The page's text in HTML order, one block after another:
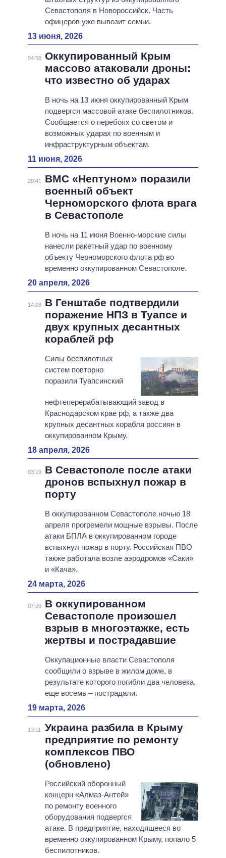
Севастополя в Новороссийск. Часть
офицеров уже вывозит семьи.
13 июня, 2026
04:58 Оккупированный Крым
массово атаковали дроны:
что известно об ударах
В ночь на 13 июня оккупированный Крым
подвергся массовой атаке беспилотников.
Сообщается о перебоях со светом и
возможных ударах по военным и
инфраструктурным объектам.
11 июня, 2026
20:41
ВМС «Нептуном» поразили
военный объект
Черноморского флота врага
в Севастополе
В ночь на 11 июня Военно-морские силы
нанесли ракетный удар по военному
объекту Черноморского флота рф во
временно оккупированном Севастополе.
20 апреля, 2026
14:08
В Генштабе подтвердили
поражение НПЗ в Туапсе и
двух крупных десантных
кораблей рф
Силы беспилотных
систем повторно
поразили Туапсинский
нефтеперерабатывающий завод в
Краснодарском крае рф, а также два
крупных десантных корабля россиян в
оккупированном Крыму.
18 апреля, 2026
03:19
В Севастополе после атаки
дронов вспыхнул пожар в
порту
В оккупированном Севастополе ночью 18
апреля прогремели мощные взрывы. После
атаки БПЛА в оккупированном городе
вспыхнул пожар в порту. Российская ПВО
также работала возле аэродромов «Саки»
и «Кача».
24 марта, 2026
07:00
В оккупированном
Севастополе произошел
взрыв в многоэтажке, есть
жертвы и пострадавшие
Оккупационные власти Севастополя
сообщили о взрыве в жилом доме, в
результате которого погибли два человека,
еще восемь – пострадали.
19 марта, 2026
13:11
Украина разбила в Крыму
предприятие по ремонту
комплексов ПВО
(обновлено)
Российский оборонный
концерн «Алмаз-Антей»
по ремонту военного
оборудования подвергся
атаке. В предприятие, находящееся во
временно оккупированном Крыму, попало 5
беспилотников.